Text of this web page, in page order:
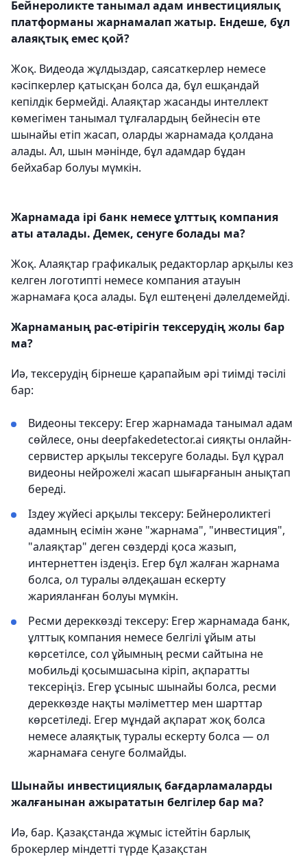
Бейнероликте танымал адам инвестициялық
платформаны жарнамалап жатыр. Ендеше, бұл
алаяқтық емес қой?
Жоқ. Видеода жұлдыздар, саясаткерлер немесе
кәсіпкерлер қатысқан болса да, бұл ешқандай
кепілдік бермейді. Алаяқтар жасанды интеллект
көмегімен танымал тұлғалардың бейнесін өте
шынайы етіп жасап, оларды жарнамада қолдана
алады. Ал, шын мәнінде, бұл адамдар бұдан
бейхабар болуы мүмкін.
Жарнамада ірі банк немесе ұлттық компания
аты аталады. Демек, сенуге болады ма?
Жоқ. Алаяқтар графикалық редакторлар арқылы кез
келген логотипті немесе компания атауын
жарнамаға қоса алады. Бұл ештеңені дәлелдемейді.
Жарнаманың рас-өтірігін тексерудің жолы бар
ма?
Иә, тексерудің бірнеше қарапайым әрі тиімді тәсілі
бар:
Видеоны тексеру: Егер жарнамада танымал адам
сөйлесе, оны deepfakedetector.ai сияқты онлайн-
сервистер арқылы тексеруге болады. Бұл құрал
видеоны нейрожелі жасап шығарғанын анықтап
береді.
Іздеу жүйесі арқылы тексеру: Бейнероликтегі
адамның есімін және "жарнама", "инвестиция",
"алаяқтар" деген сөздерді қоса жазып,
интернеттен іздеңіз. Егер бұл жалған жарнама
болса, ол туралы әлдеқашан ескерту
жарияланған болуы мүмкін.
Ресми дереккөзді тексеру: Егер жарнамада банк,
ұлттық компания немесе белгілі ұйым аты
көрсетілсе, сол ұйымның ресми сайтына не
мобильді қосымшасына кіріп, ақпаратты
тексеріңіз. Егер ұсыныс шынайы болса, ресми
дереккөзде нақты мәліметтер мен шарттар
көрсетіледі. Егер мұндай ақпарат жоқ болса
немесе алаяқтық туралы ескерту болса — ол
жарнамаға сенуге болмайды.
Шынайы инвестициялық бағдарламаларды
жалғанынан ажырататын белгілер бар ма?
Иә, бар. Қазақстанда жұмыс істейтін барлық
брокерлер міндетті түрде Қазақстан